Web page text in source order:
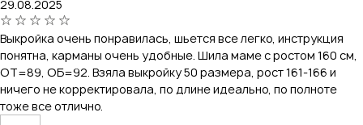
29.08.2025
Выкройка очень понравилась, шьется все легко, инструкция
понятна, карманы очень удобные. Шила маме с ростом 160 см,
ОТ=89, ОБ=92. Взяла выкройку 50 размера, рост 161-166 и
ничего не корректировала, по длине идеально, по полноте
тоже все отлично.